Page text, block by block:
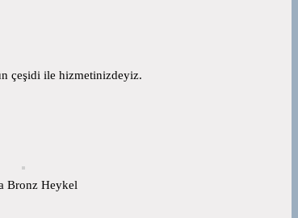
çeşidi ile hizmetinizdeyiz.
Bronz Heykel